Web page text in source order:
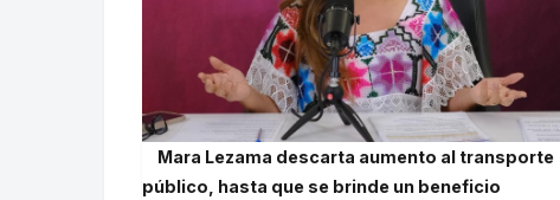
Mara Lezama descarta aumento al transporte
público, hasta que se brinde un beneficio